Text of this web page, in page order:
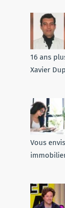
16 ans
Xavier
Vous